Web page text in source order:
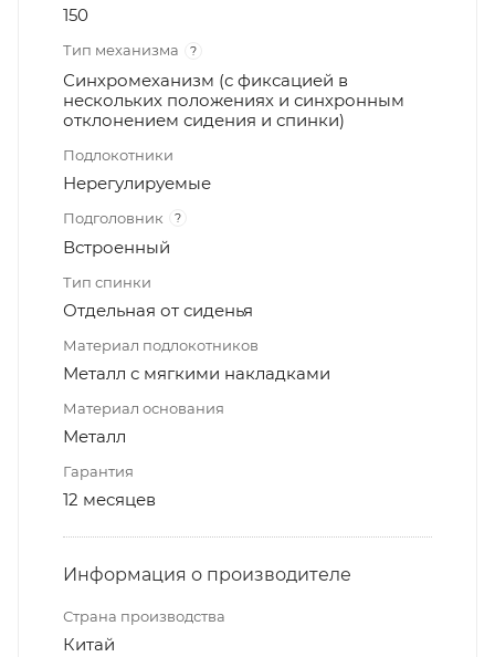
150
Тип механизма ?
Синхромеханизм (с фиксацией в
нескольких положениях и синхронным
отклонением сидения и спинки)
Подлокотники
Нерегулируемые
Подголовник ?
Встроенный
Тип спинки
Отдельная от сиденья
Материал подлокотников
Металл с мягкими накладками
Материал основания
Металл
Гарантия
12 месяцев
Информация о производителе
Страна производства
Китай